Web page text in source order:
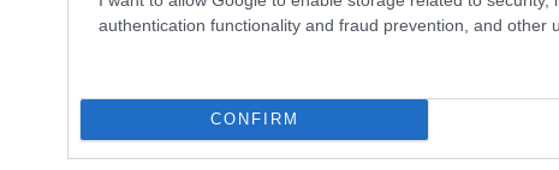
authentication functionality and fraud prevention, and other
CONFIRM
κα. Ντερίλα Ειρήνη.